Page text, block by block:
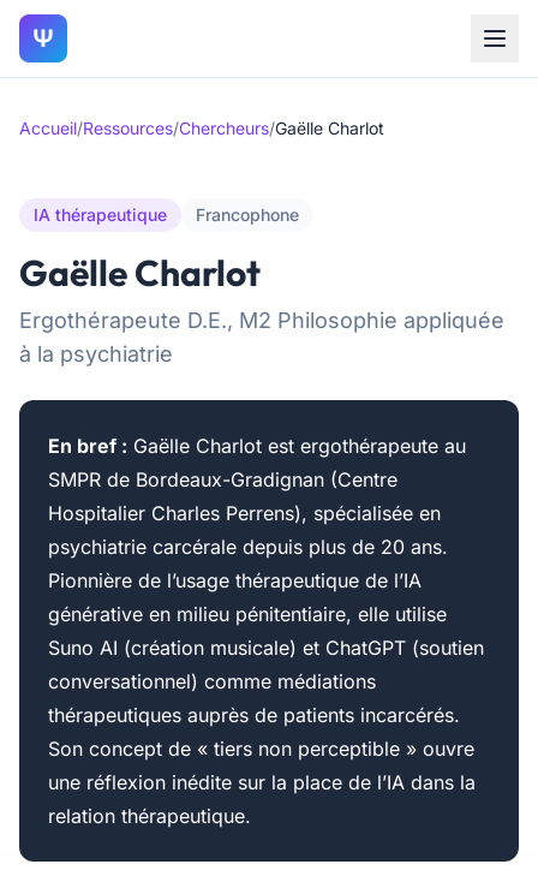
Ψ
Accueil/Ressources/Chercheurs/Gaëlle Charlot
IA thérapeutique Francophone
Gaëlle Charlot
Ergothérapeute D.E., M2 Philosophie appliquée
à la psychiatrie
En bref : Gaëlle Charlot est ergothérapeute au
SMPR de Bordeaux-Gradignan (Centre
Hospitalier Charles Perrens), spécialisée en
psychiatrie carcérale depuis plus de 20 ans.
Pionnière de l’usage thérapeutique de l’IA
générative en milieu pénitentiaire, elle utilise
Suno AI (création musicale) et ChatGPT (soutien
conversationnel) comme médiations
thérapeutiques auprès de patients incarcérés.
Son concept de « tiers non perceptible » ouvre
une réflexion inédite sur la place de l’IA dans la
relation thérapeutique.